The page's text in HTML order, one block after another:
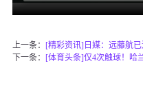
上一条： [精彩资讯]日媒：远藤航
下一条： [体育头条]仅4次触球！哈